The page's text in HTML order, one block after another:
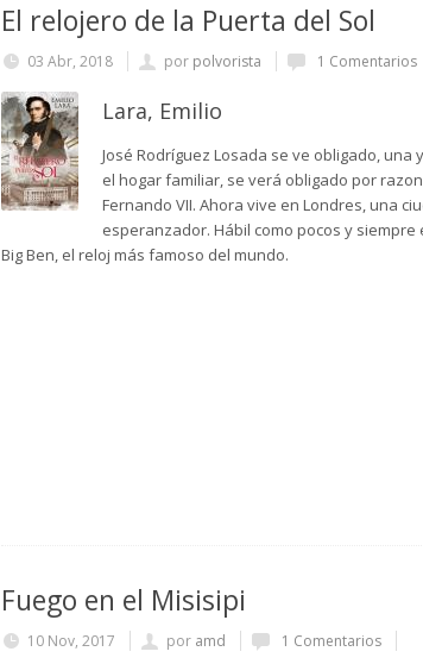
El relojero de la Puerta del Sol
03 Abr, 2018 por polvorista 1 Comentarios
Lara, Emilio
José Rodríguez Losada se ve obligado,
el hogar familiar, se verá obligado por
Fernando VII. Ahora vive en Londres, una
esperanzador. Hábil como pocos y
Big Ben, el reloj más famoso del mundo.
Fuego en el Misisipi
10 Nov, 2017 por amd 1 Comentarios